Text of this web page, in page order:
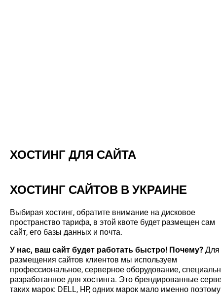
ХОСТИНГ ДЛЯ САЙТА
ХОСТИНГ САЙТОВ В УКРАИНЕ
Выбирая хостинг, обратите внимание на дисковое
пространство тарифа, в этой квоте будет размещен сам
сайт, его базы данных и почта.
У нас, ваш сайт будет работать быстро! Почему? Для
размещения сайтов клиентов мы используем
профессиональное, серверное оборудование,
разработанное для хостинга. Это брендированные
таких марок: DELL, HP, одних марок мало именно